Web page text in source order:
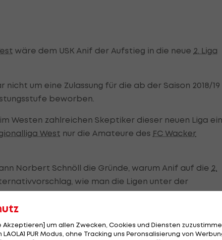
wäre dem USK Anif der Aufstieg in die neue 2. Liga
um eine Zulassung für die ab der Saison 2018/19
beworben.
Westen zahlreichen Skeptiker dieser neuen Liga
West nur die Amateure des FC Wacker
Norbert Schnöll die Gründe, warum Anif auf die 2.
wie man die Ligen unter der
Akzeptieren] um allen Zwecken, Cookies und Diensten
PUR Modus, ohne Tracking uns Peronsalisierung von